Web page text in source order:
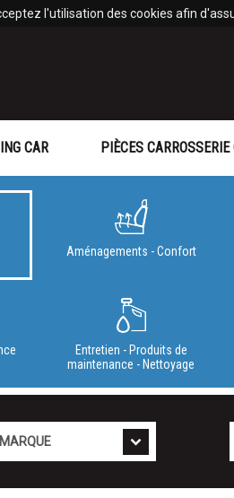
l'utilisation des cookies afin
CAR PIÈCES
Aménagements - Confort
Entretien - Produits de
maintenance - Nettoyage